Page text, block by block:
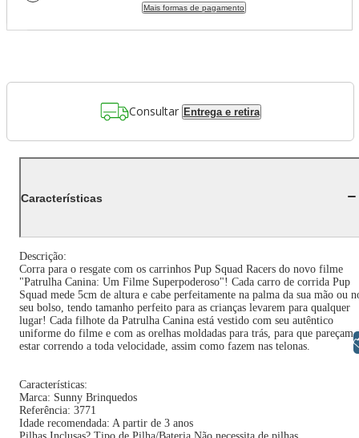
Mais formas de pagamento
Consultar Entrega e retira
Características
Descrição:
Corra para o resgate com os carrinhos Pup Squad Racers do novo filme
"Patrulha Canina: Um Filme Superpoderoso"! Cada carro de corrida Pup
Squad mede 5cm de altura e cabe perfeitamente na palma da sua mão ou
seu bolso, tendo tamanho perfeito para as crianças levarem para qualquer
lugar! Cada filhote da Patrulha Canina está vestido com seu autêntico
uniforme do filme e com as orelhas moldadas para trás, para que pareçam
estar correndo a toda velocidade, assim como fazem nas telonas.
Características:
Marca: Sunny Brinquedos
Referência: 3771
Idade recomendada: A partir de 3 anos
Libras